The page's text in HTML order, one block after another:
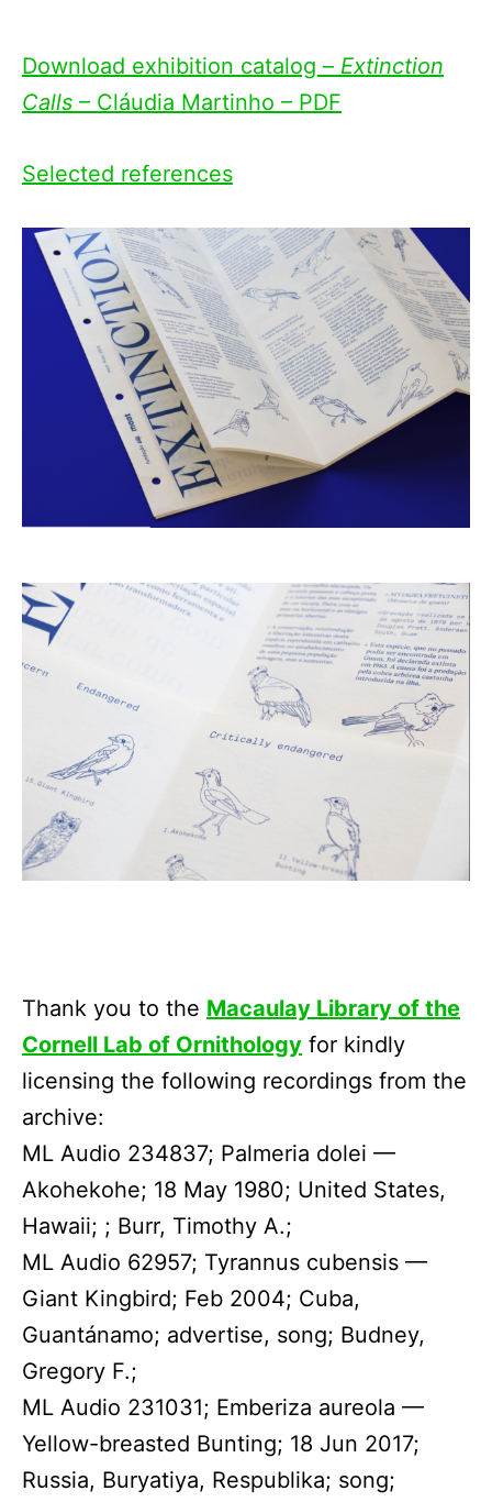
Download exhibition catalog – Extinction
Calls – Cláudia Martinho – PDF
Selected references
Thank you to the Macaulay Library of the
Cornell Lab of Ornithology for kindly
licensing the following recordings from the
archive:
ML Audio 234837; Palmeria dolei —
Akohekohe; 18 May 1980; United States,
Hawaii; ; Burr, Timothy A.;
ML Audio 62957; Tyrannus cubensis —
Giant Kingbird; Feb 2004; Cuba,
Guantánamo; advertise, song; Budney,
Gregory F.;
ML Audio 231031; Emberiza aureola —
Yellow-breasted Bunting; 18 Jun 2017;
Russia, Buryatiya, Respublika; song;